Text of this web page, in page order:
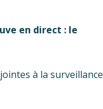
en direct : le
à la surveillance